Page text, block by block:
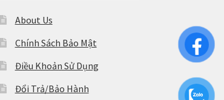
About Us
Chính Sách Bảo Mật
Điều Khoản Sử Dụng
Đổi Trả/Bảo Hành